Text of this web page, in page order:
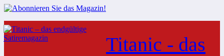
Zum
Inhalt
springen
Titanic - das